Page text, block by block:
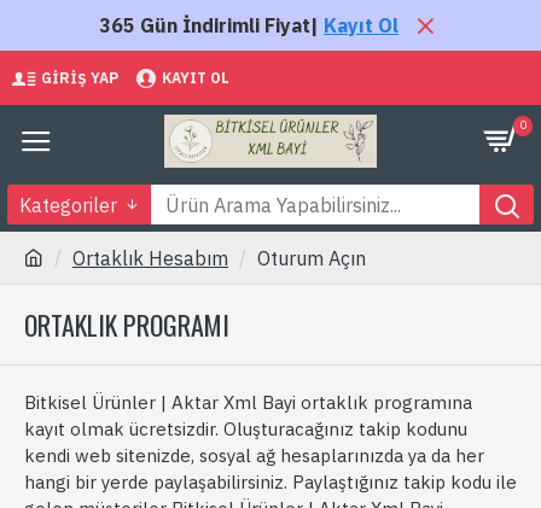
365 Gün İndirimli Fiyat| Kayıt Ol
GIRIŞ YAP KAYIT OL
0
Kategoriler
Ortaklık Hesabım Oturum Açın
ORTAKLIK PROGRAMI
Bitkisel Ürünler | Aktar Xml Bayi ortaklık programına
kayıt olmak ücretsizdir. Oluşturacağınız takip kodunu
kendi web sitenizde, sosyal ağ hesaplarınızda ya da her
hangi bir yerde paylaşabilirsiniz. Paylaştığınız takip kodu ile